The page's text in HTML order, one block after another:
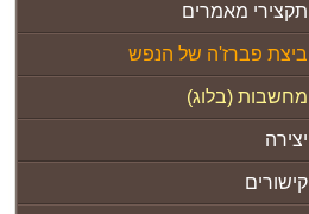
תקצירי מאמרים
ביצת פברז'ה של הנפש
מחשבות (בלוג)
יצירה
קישורים